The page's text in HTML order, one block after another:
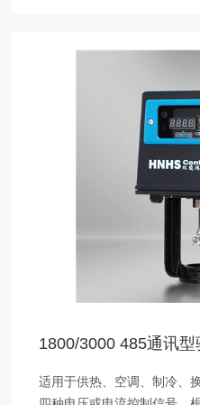
1800/3000 485通讯型
适用于供热、空调、制冷、